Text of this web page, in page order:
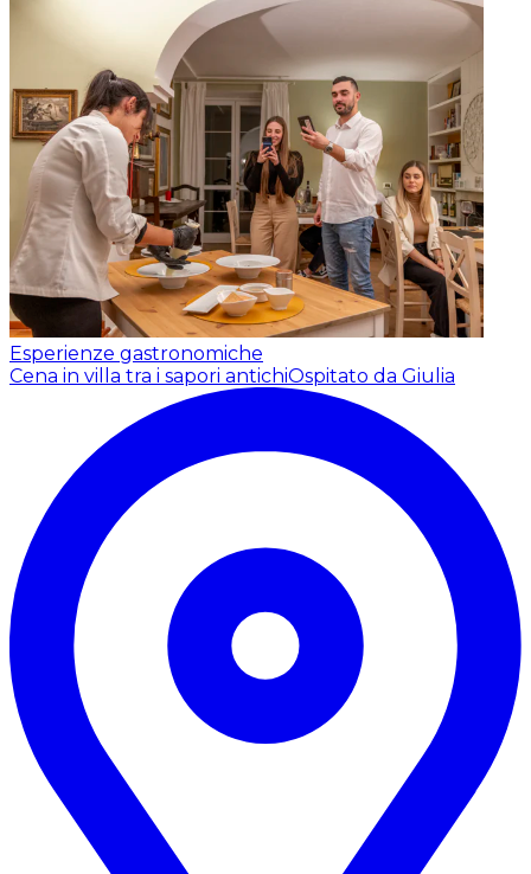
Esperienze gastronomiche
Cena in villa tra i sapori antichiOspitato da Giulia